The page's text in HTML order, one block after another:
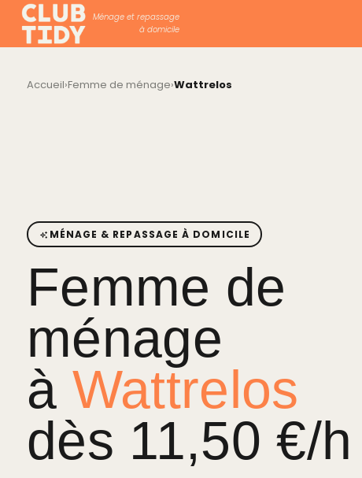
Ménage et repassage
à domicile
Accueil›Femme de ménage›Wattrelos
MÉNAGE & REPASSAGE À DOMICILE
Femme de
ménage
à Wattrelos
dès 11,50 €/h